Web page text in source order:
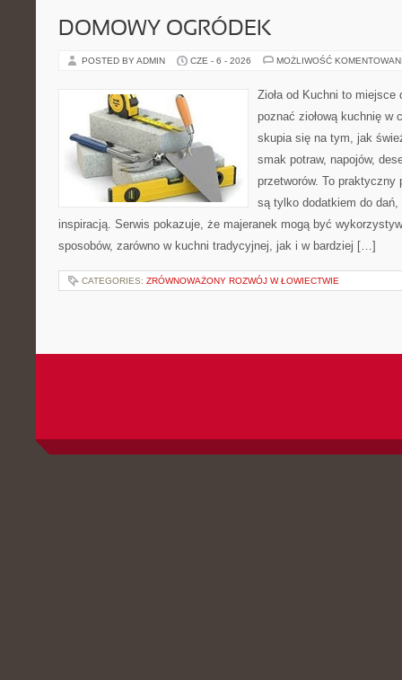
DOMOWY OGRÓDEK
POSTED BY ADMIN CZE - 6 - 2026 MOŻLIWOŚĆ
Zioła od Kuchni to
poznać ziołową kuchnię w
skupia się na tym, jak
smak potraw, napojów,
przetworów. To praktyczny
są tylko dodatkiem do dań,
inspiracją. Serwis pokazuje, że majeranek mogą być
sposobów, zarówno w kuchni tradycyjnej, jak i w bardziej […]
CATEGORIES: ZRÓWNOWAŻONY ROZWÓJ W ŁOWIECTWIE